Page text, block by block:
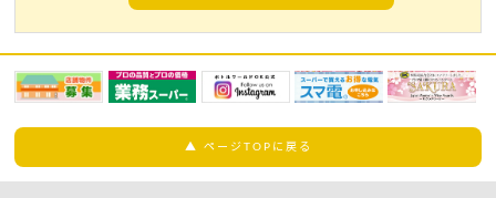
▲ ページTOPに戻る